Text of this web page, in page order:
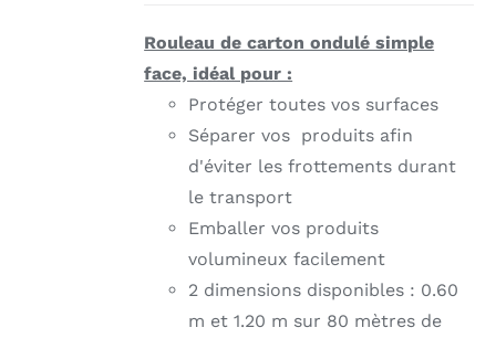
VARIATIONS.Rouleau de carton ondulé simple
face, idéal pour :
Protéger toutes vos surfaces
Séparer vos produits afin
d'éviter les frottements durant
le transport
Emballer vos produits
volumineux facilement
2 dimensions disponibles : 0.60
m et 1.20 m sur 80 mètres de